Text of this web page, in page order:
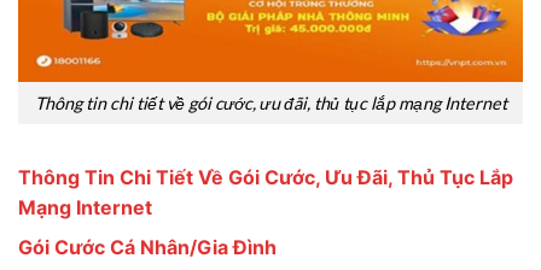
Thông tin chi tiết về gói cước, ưu đãi, thủ tục lắp mạng Internet
Thông Tin Chi Tiết Về Gói Cước, Ưu Đãi, Thủ Tục Lắp
Mạng Internet
Gói Cước Cá Nhân/Gia Đình